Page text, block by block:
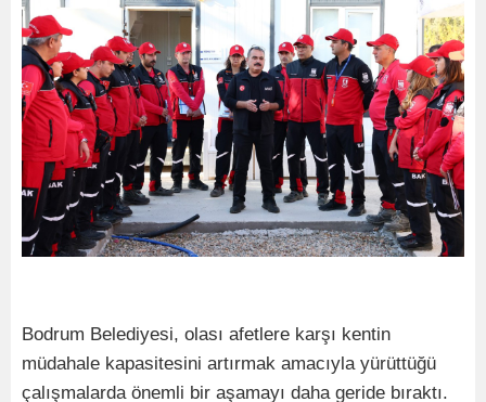
Bodrum Belediyesi, olası afetlere karşı kentin
müdahale kapasitesini artırmak amacıyla yürüttüğü
çalışmalarda önemli bir aşamayı daha geride bıraktı.